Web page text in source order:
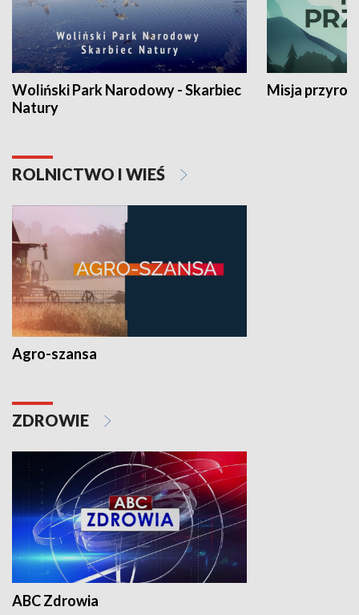
Woliński Park Narodowy - Skarbiec
Natury
Misja
ROLNICTWO I WIEŚ
Agro-szansa
ZDROWIE
ABC Zdrowia